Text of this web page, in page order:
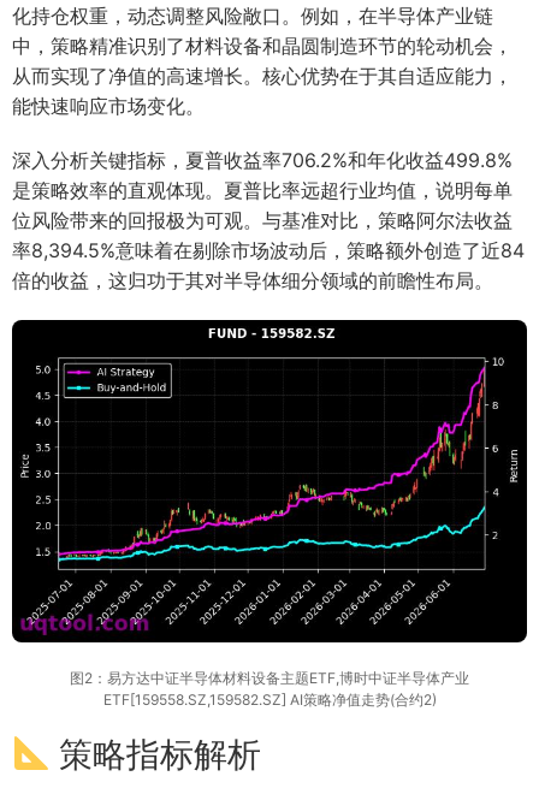
化持仓权重，动态调整风险敞口。例如，在半导体产业链
中，策略精准识别了材料设备和晶圆制造环节的轮动机会，
从而实现了净值的高速增长。核心优势在于其自适应能力，
能快速响应市场变化。
深入分析关键指标，夏普收益率706.2%和年化收益499.8%
是策略效率的直观体现。夏普比率远超行业均值，说明每单
位风险带来的回报极为可观。与基准对比，策略阿尔法收益
率8,394.5%意味着在剔除市场波动后，策略额外创造了近84
倍的收益，这归功于其对半导体细分领域的前瞻性布局。
图2：易方达中证半导体材料设备主题ETF,博时中证半导体产业
ETF[159558.SZ,159582.SZ] AI策略净值走势(合约2)
策略指标解析